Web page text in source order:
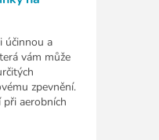
účinnou a
vám může
zpevnění.
aerobních